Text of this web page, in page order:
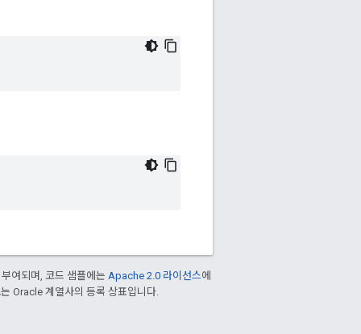
여되며, 코드 샘플에는 Apache 2.0 라이선스에
Oracle 계열사의 등록 상표입니다.